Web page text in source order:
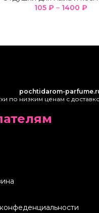
105 ₽ – 1400 ₽
pochtidarom-
по низким ценам с